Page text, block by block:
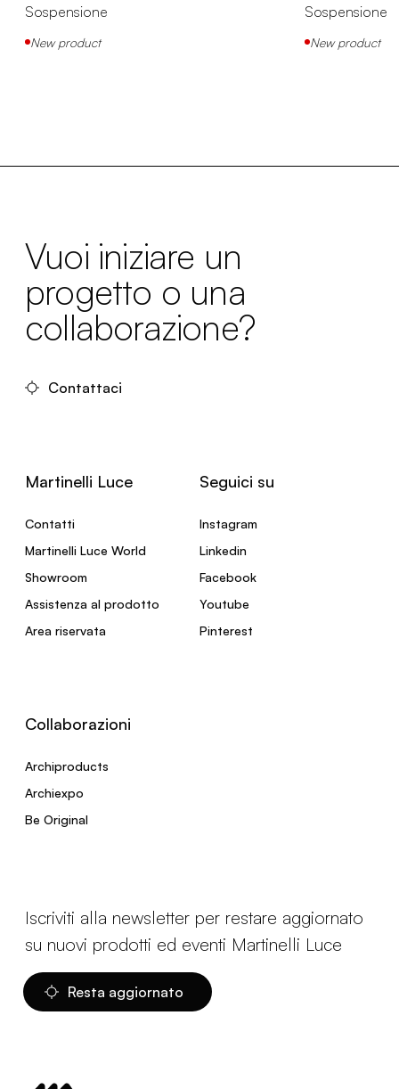
Sospensione
New product
Sospensione
New product
Vuoi iniziare un
progetto o una
collaborazione?
Contattaci
Martinelli Luce
Contatti
Martinelli Luce World
Showroom
Assistenza al prodotto
Area riservata
Seguici su
Instagram
Linkedin
Facebook
Youtube
Pinterest
Collaborazioni
Archiproducts
Archiexpo
Be Original
Iscriviti alla newsletter per restare aggiornato
su nuovi prodotti ed eventi Martinelli Luce
Resta aggiornato